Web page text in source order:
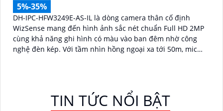
5%-35%
DH-IPC-HFW3249E-AS-IL là dòng camera thân cố định
WizSense mang đến hình ảnh sắc nét chuẩn Full HD 2MP
cùng khả năng ghi hình có màu vào ban đêm nhờ công
nghệ đèn kép. Với tầm nhìn hồng ngoại xa tới 50m, mic
TIN TỨC NỔI BẬT